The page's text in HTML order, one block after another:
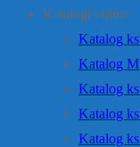
Katalogi online
Katalog
Katalog
Katalog
Katalog
Katalog